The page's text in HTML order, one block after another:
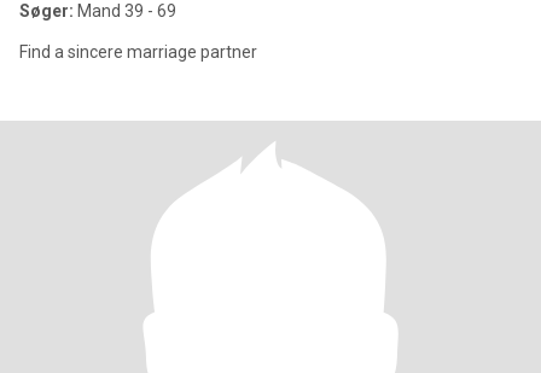
Søger: Mand 39 - 69
Find a sincere marriage partner